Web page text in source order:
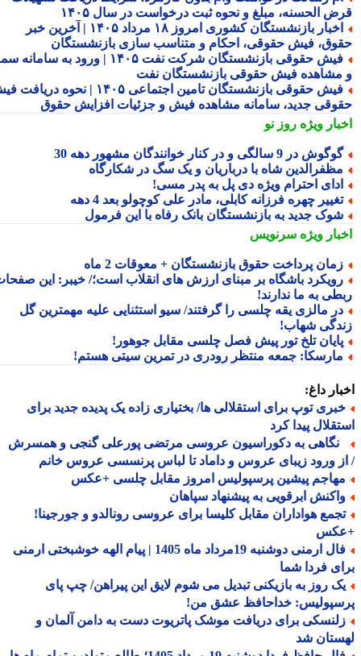
الحسنه، مبلغ و نحوه ثبت درخواست در سال ۱۴۰۵
اخبار بازنشستگان کشوری امروز ۱۸ مرداد ۱۴۰۵ | آخرین خبر
فیش حقوقی، احکام و متناسب سازی بازنشستگان
فیش حقوقی بازنشستگان شرکت نفت ۱۴۰۵ | ورود به سامانه سما
فیش حقوقی بازنشستگان نفت
فیش حقوقی بازنشستگان تامین اجتماعی ۱۴۰۵ | نحوه دریافت فیش
جدید، سامانه مشاهده فیش و جزئیات افزایش حقوق
ویژهروز نو
در 9 سالگی و در کنار خوانندگان مشهور دهه 30
شاه با درباریان و یک سگ در شکارگاه
احترام ویژه دی پل به پدر مسی!
چهره فرزانه کابلی، مادر علی کوچولو بعد 4 دهه
جدید به بازنشستگان بانک رفاه با این فرمول
ویژهسرنویس
پرداخت حقوق بازنشستگان + معوقات 2 ماه
باشگاه بر مبنای ارزش های انقلاب است؛/ خیبر: این صفحات
به ما ندارند!
مالزی یقه چلسی را گرفتند/ سیو استثنایی علیه مهمترین گل
شهاب!
تلخ تور پیش فصل چلسی مقابل جوهور!
جمعه منتظر رودری در تمرین سیتی هستم!
داغ:
توپ برای استقلالی ها/ بختیاری زاده یک پدیده جدید برای
پیدا کرد
به دکوراسیون عروسی مرتضی پورعلی گنجی و همسرش
ورود زیبای عروس و داماد تا لباس پرنسسی عروس خانم
پیشین پرسپولیس امروز مقابل چلسی +عکس
ابرقویی به پیشنهاد سپاهان
هواداران مقابل کلیسا برای عروسی رونالدو و جورجینا!
فال ارمنی دوشنبه 19مرداد ماه 1405 | پیام الهه خوشبختی ارمنی
فردا شما
روز به بازیکنی تبدیل می شوم لایق این پیراهن/ چپ پای
خداحافظ عشق من!
برای دریافت موشک پاتریوت دست به دامن آلمان و
شد